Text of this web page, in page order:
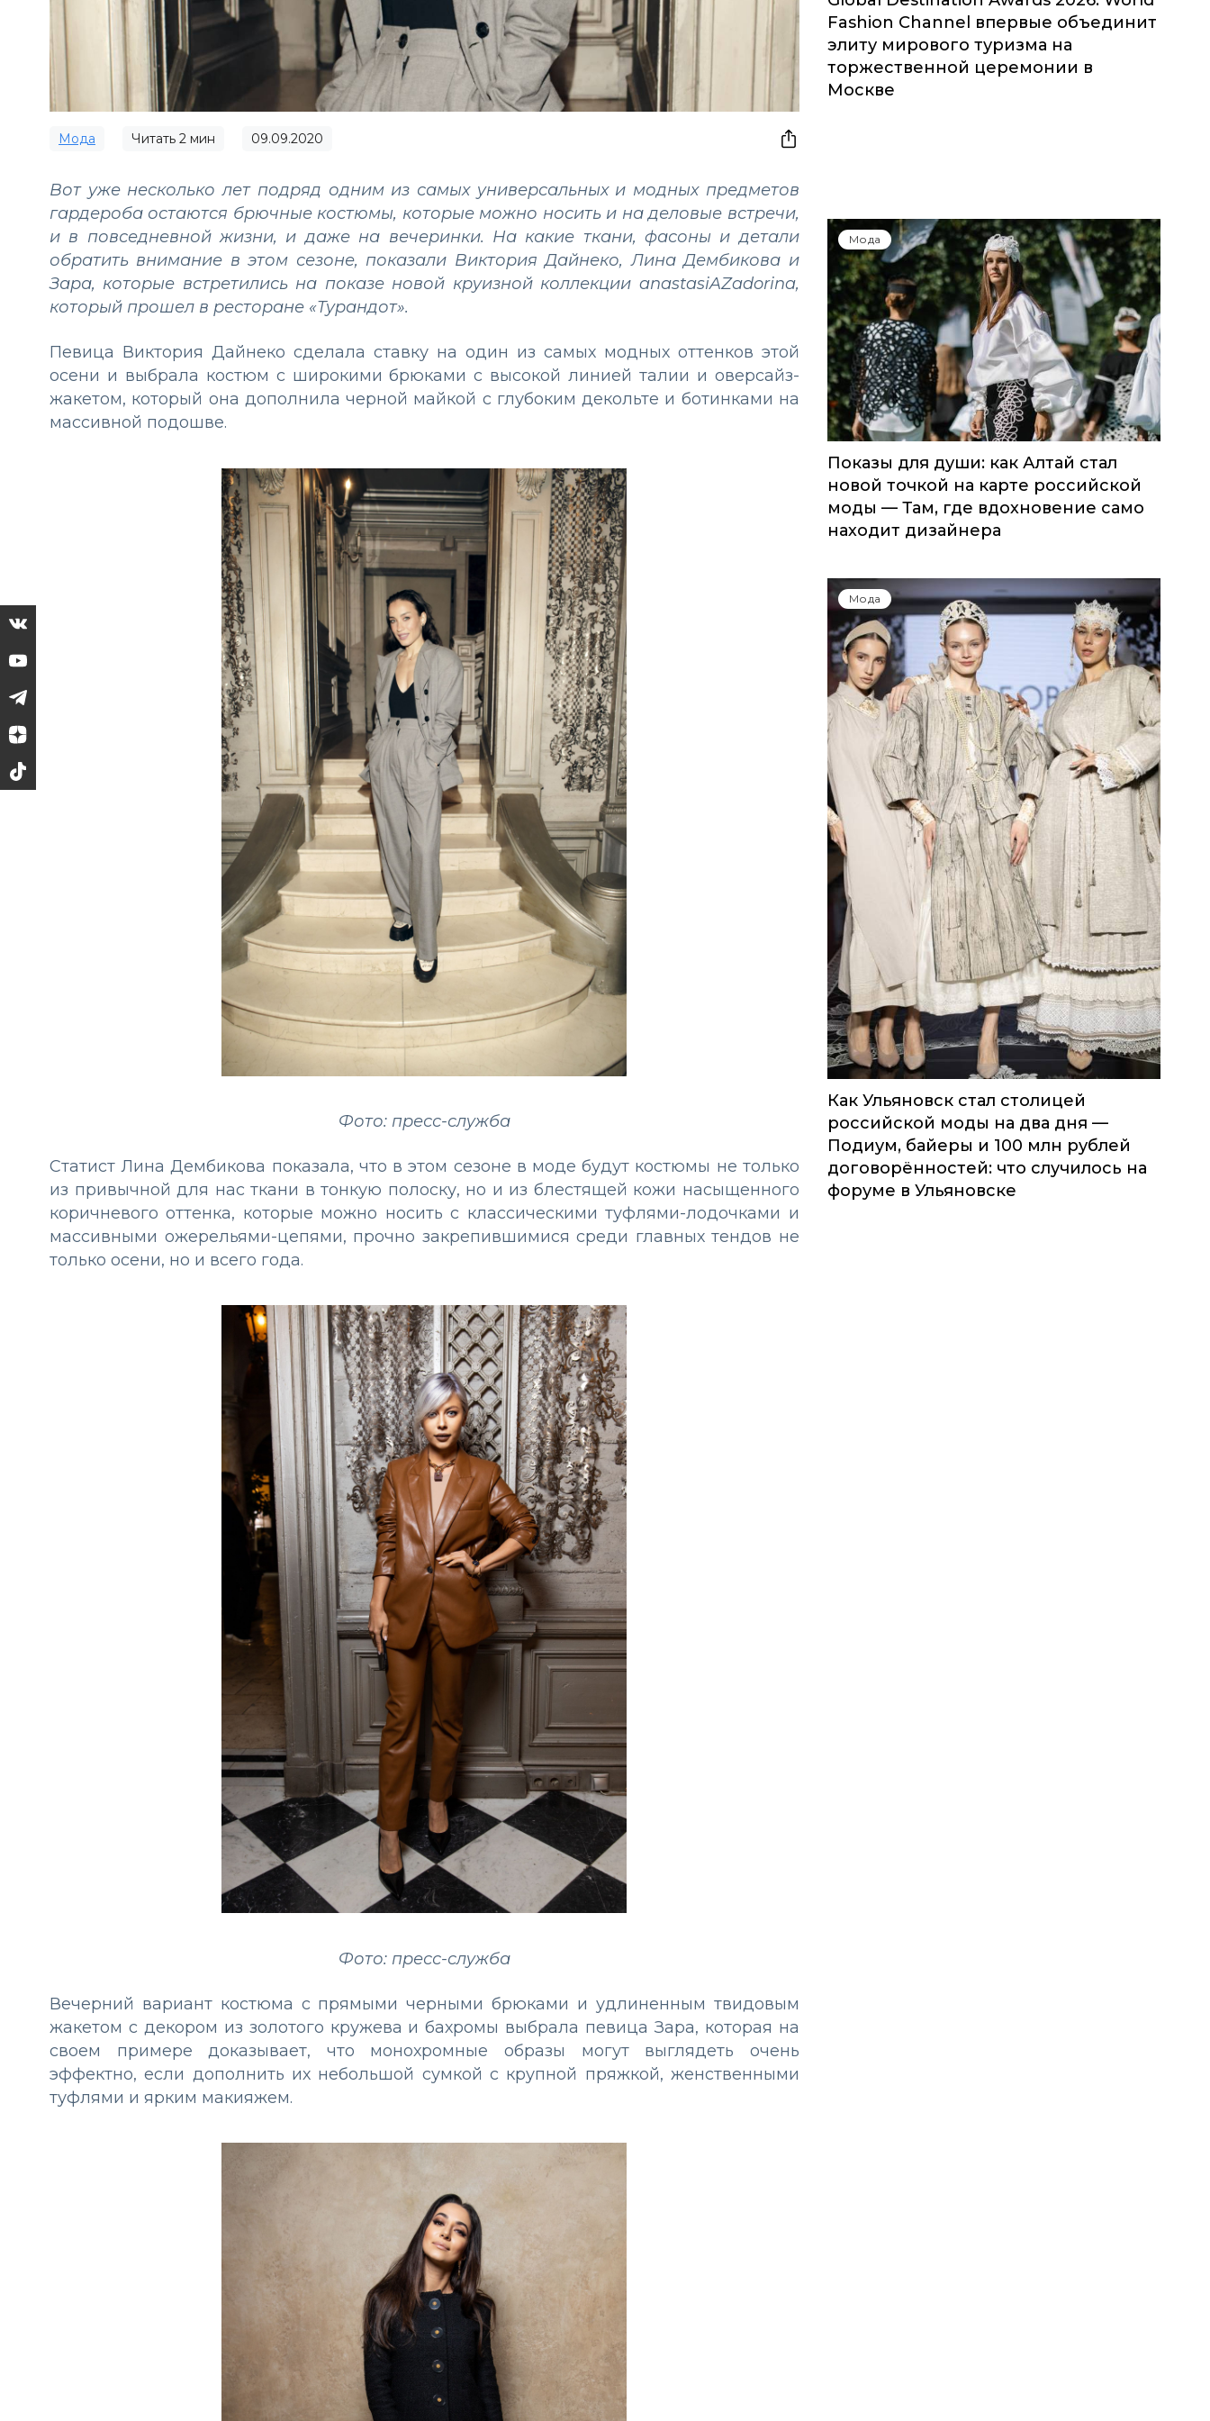
Мода Читать 2 мин 09.09.2020
Вот уже несколько лет подряд одним из самых универсальных и модных предметов
гардероба остаются брючные костюмы, которые можно носить и на деловые встречи,
и в повседневной жизни, и даже на вечеринки. На какие ткани, фасоны и детали
обратить внимание в этом сезоне, показали Виктория Дайнеко, Лина Дембикова и
Зара, которые встретились на показе новой круизной коллекции anastasiAZadorina,
который прошел в ресторане «Турандот».
Певица Виктория Дайнеко сделала ставку на один из самых модных оттенков этой
осени и выбрала костюм с широкими брюками с высокой линией талии и оверсайз-
жакетом, который она дополнила черной майкой с глубоким декольте и ботинками на
массивной подошве.
Фото: пресс-служба
Статист Лина Дембикова показала, что в этом сезоне в моде будут костюмы не только
из привычной для нас ткани в тонкую полоску, но и из блестящей кожи насыщенного
коричневого оттенка, которые можно носить с классическими туфлями-лодочками и
массивными ожерельями-цепями, прочно закрепившимися среди главных тендов не
только осени, но и всего года.
Фото: пресс-служба
Вечерний вариант костюма с прямыми черными брюками и удлиненным твидовым
жакетом с декором из золотого кружева и бахромы выбрала певица Зара, которая на
своем примере доказывает, что монохромные образы могут выглядеть очень
эффектно, если дополнить их небольшой сумкой с крупной пряжкой, женственными
туфлями и ярким макияжем.
Fashion Channel впервые объединит
элиту мирового туризма на
торжественной церемонии в
Москве
Мода
Показы для души: как Алтай стал
новой точкой на карте российской
моды — Там, где вдохновение само
находит дизайнера
Мода
Как Ульяновск стал столицей
российской моды на два дня —
Подиум, байеры и 100 млн рублей
договорённостей: что случилось на
форуме в Ульяновске